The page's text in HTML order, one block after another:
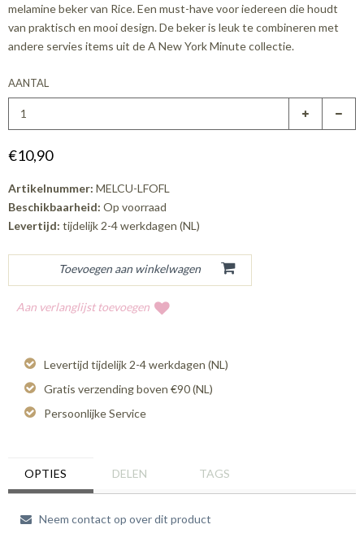
melamine beker van Rice. Een must-have voor iedereen die houdt
van praktisch en mooi design. De beker is leuk te combineren met
andere servies items uit de A New York Minute collectie.
AANTAL
€10,90
Artikelnummer: MELCU-LFOFL
Beschikbaarheid: Op voorraad
Levertijd: tijdelijk 2-4 werkdagen (NL)
Aan verlanglijst toevoegen
Levertijd tijdelijk 2-4 werkdagen (NL)
Gratis verzending boven €90 (NL)
Persoonlijke Service
OPTIES DELEN TAGS
Neem contact op over dit product